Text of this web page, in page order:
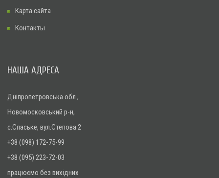
Карта сайта
Контакты
НАША АДРЕСА
Дніпропетровська обл.,
Новомосковський р-н,
с.Спаське, вул.Степова 2
+38 (098) 172-75-99
+38 (095) 223-72-03
працюємо без вихідних